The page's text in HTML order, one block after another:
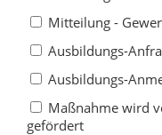
Mitteilung -
Ausbildungs-
Ausbildungs-
Maßnahme wird
gefördert